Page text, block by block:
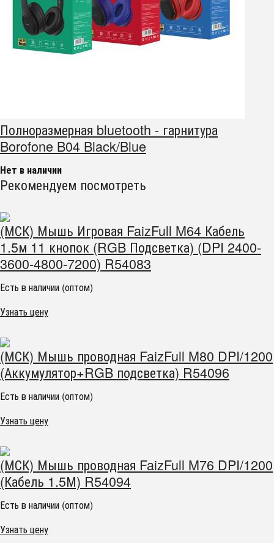
Полноразмерная bluetooth - гарнитура
Borofone B04 Black/Blue
Нет в наличии
Рекомендуем посмотреть
(МСК) Мышь Игровая FaizFull M64 Кабель
1.5м 11 кнопок (RGB Подсветка) (DPI 2400-
3600-4800-7200) R54083
Есть в наличии (оптом)
Узнать цену
(МСК) Мышь проводная FaizFull M80 DPI/1200
(Аккумулятор+RGB подсветка) R54096
Есть в наличии (оптом)
Узнать цену
(МСК) Мышь проводная FaizFull M76 DPI/1200
(Кабель 1.5М) R54094
Есть в наличии (оптом)
Узнать цену